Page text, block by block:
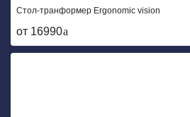
Стол-транформер Ergonomic vision
от 16990